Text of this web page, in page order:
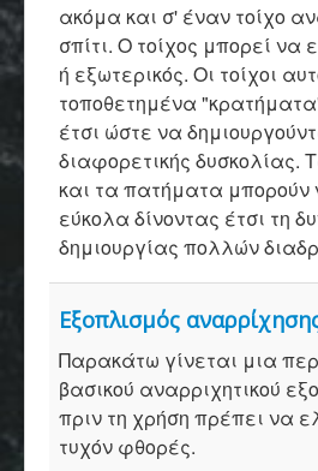
ακόμα και σ' έναν τοίχο
σπίτι. Ο τοίχος μπορεί να
ή εξωτερικός. Οι τοίχοι
τοποθετημένα
έτσι ώστε να
διαφορετικής δυσκολίας.
και τα πατήματα μπορούν
εύκολα δίνοντας έτσι τη
δημιουργίας πολλών
Εξοπλισμός
Παρακάτω γίνεται μια
βασικού αναρριχητικού
πριν τη χρήση πρέπει να
τυχόν φθορές.